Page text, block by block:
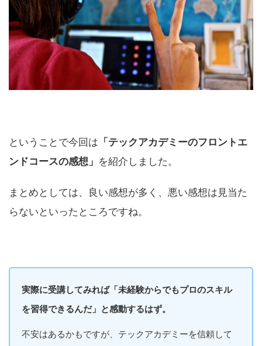
ということで今回は 「テックアカデミーのフロントエ
ンドコースの感想」 を紹介しました。
まとめとしては、良い感想が多く、悪い感想は見当た
らないといったところですね。
実際に受講してみれば「未経験からでもプロのスキル
を習得できるんだ」と感動するはず。
不安はあるかもですが、テックアカデミーを信頼して